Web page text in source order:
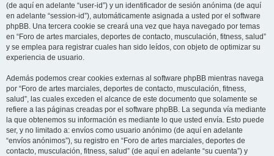
(de aquí en adelante “user-id”) y un identificador de sesión anónima (de aquí
en adelante “session-id”), automáticamente asignada a usted por el software
phpBB. Una tercera cookie se creará una vez que haya navegado por temas
en “Foro de artes marciales, deportes de contacto, musculación, fitness, salud”
y se emplea para registrar cuales han sido leídos, con objeto de optimizar su
experiencia de usuario.
Además podemos crear cookies externas al software phpBB mientras navega
por “Foro de artes marciales, deportes de contacto, musculación, fitness,
salud”, las cuales exceden el alcance de este documento que solamente se
refiere a las páginas creadas por el software phpBB. La segunda vía mediante
la que obtenemos su información es mediante lo que usted envía. Esto puede
ser, y no limitado a: envíos como usuario anónimo (de aquí en adelante
“envíos anónimos”), su registro en “Foro de artes marciales, deportes de
contacto, musculación, fitness, salud” (de aquí en adelante “su cuenta”) y